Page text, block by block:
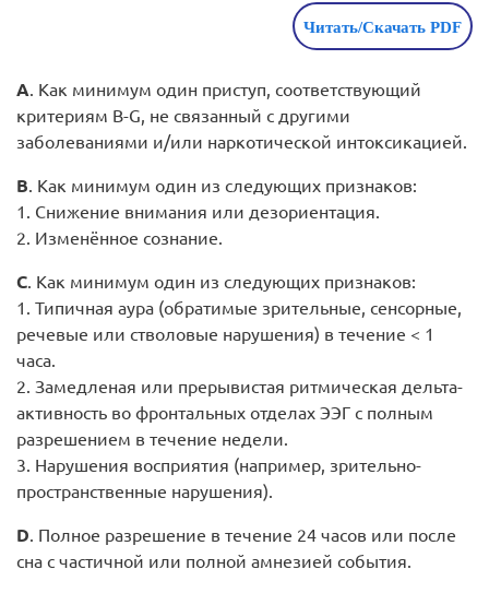
Читать/Скачать PDF
A. Как минимум один приступ, соответствующий
критериям B-G, не связанный с другими
заболеваниями и/или наркотической интоксикацией.
B. Как минимум один из следующих признаков:
1. Снижение внимания или дезориентация.
2. Изменённое сознание.
C. Как минимум один из следующих признаков:
1. Типичная аура (обратимые зрительные, сенсорные,
речевые или стволовые нарушения) в течение < 1
часа.
2. Замедленая или прерывистая ритмическая дельта-
активность во фронтальных отделах ЭЭГ с полным
разрешением в течение недели.
3. Нарушения восприятия (например, зрительно-
пространственные нарушения).
D. Полное разрешение в течение 24 часов или после
сна с частичной или полной амнезией события.